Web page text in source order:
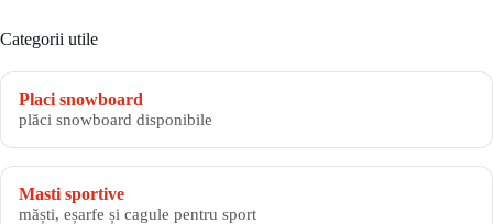
Categorii utile
Placi snowboard
plăci snowboard disponibile
Masti sportive
măști, eșarfe și cagule pentru sport